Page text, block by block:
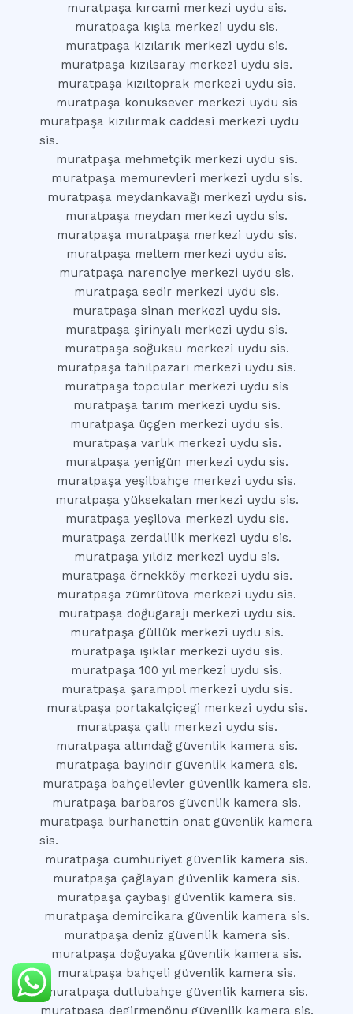
muratpaşa kırcami merkezi uydu sis.
muratpaşa kışla merkezi uydu sis.
muratpaşa kızılarık merkezi uydu sis.
muratpaşa kızılsaray merkezi uydu sis.
muratpaşa kızıltoprak merkezi uydu sis.
muratpaşa konuksever merkezi uydu sis
muratpaşa kızılırmak caddesi merkezi uydu
sis.
muratpaşa mehmetçik merkezi uydu sis.
muratpaşa memurevleri merkezi uydu sis.
muratpaşa meydankavağı merkezi uydu sis.
muratpaşa meydan merkezi uydu sis.
muratpaşa muratpaşa merkezi uydu sis.
muratpaşa meltem merkezi uydu sis.
muratpaşa narenciye merkezi uydu sis.
muratpaşa sedir merkezi uydu sis.
muratpaşa sinan merkezi uydu sis.
muratpaşa şirinyalı merkezi uydu sis.
muratpaşa soğuksu merkezi uydu sis.
muratpaşa tahılpazarı merkezi uydu sis.
muratpaşa topcular merkezi uydu sis
muratpaşa tarım merkezi uydu sis.
muratpaşa üçgen merkezi uydu sis.
muratpaşa varlık merkezi uydu sis.
muratpaşa yenigün merkezi uydu sis.
muratpaşa yeşilbahçe merkezi uydu sis.
muratpaşa yüksekalan merkezi uydu sis.
muratpaşa yeşilova merkezi uydu sis.
muratpaşa zerdalilik merkezi uydu sis.
muratpaşa yıldız merkezi uydu sis.
muratpaşa örnekköy merkezi uydu sis.
muratpaşa zümrütova merkezi uydu sis.
muratpaşa doğugarajı merkezi uydu sis.
muratpaşa güllük merkezi uydu sis.
muratpaşa ışıklar merkezi uydu sis.
muratpaşa 100 yıl merkezi uydu sis.
muratpaşa şarampol merkezi uydu sis.
muratpaşa portakalçiçegi merkezi uydu sis.
muratpaşa çallı merkezi uydu sis.
muratpaşa altındağ güvenlik kamera sis.
muratpaşa bayındır güvenlik kamera sis.
muratpaşa bahçelievler güvenlik kamera sis.
muratpaşa barbaros güvenlik kamera sis.
muratpaşa burhanettin onat güvenlik kamera
sis.
muratpaşa cumhuriyet güvenlik kamera sis.
muratpaşa çağlayan güvenlik kamera sis.
muratpaşa çaybaşı güvenlik kamera sis.
muratpaşa demircikara güvenlik kamera sis.
muratpaşa deniz güvenlik kamera sis.
muratpaşa doğuyaka güvenlik kamera sis.
muratpaşa bahçeli güvenlik kamera sis.
muratpaşa dutlubahçe güvenlik kamera sis.
muratpaşa degirmenönu güvenlik kamera sis.